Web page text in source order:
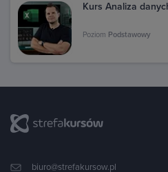
Kurs Analiza
Poziom Podstawowy
biuro@strefakursow.pl